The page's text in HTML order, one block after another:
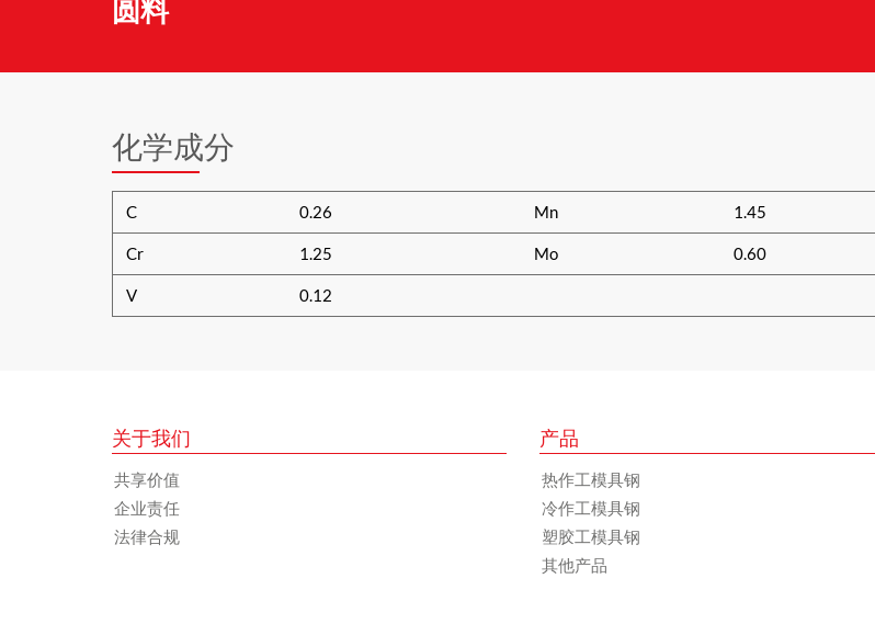
圆料
化学成分
C 0.26 Mn 1.45
Cr 1.25 Mo 0.60
V 0.12
关于我们
共享价值
企业责任
法律合规
产品
热作工模具钢
冷作工模具钢
塑胶工模具钢
其他产品